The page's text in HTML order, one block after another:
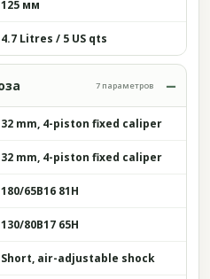
125 мм
4.7 Litres / 5 US qts
7 параметров
32 mm, 4-piston fixed caliper
32 mm, 4-piston fixed caliper
180/65B16 81H
130/80B17 65H
Short, air-adjustable shock